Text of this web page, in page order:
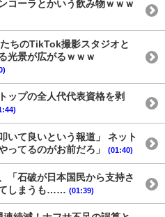
コーラとかいう飲み物ｗｗｗ
ちのTikTok撮影スタジオと
光景が広がるｗｗｗ
ップの全人代代表資格を剥
いて良いという報道」 ネット
ってるのがお前だろ」
(01:40)
「石破が日本国民から支持さ
てしまうも…… (01:39)